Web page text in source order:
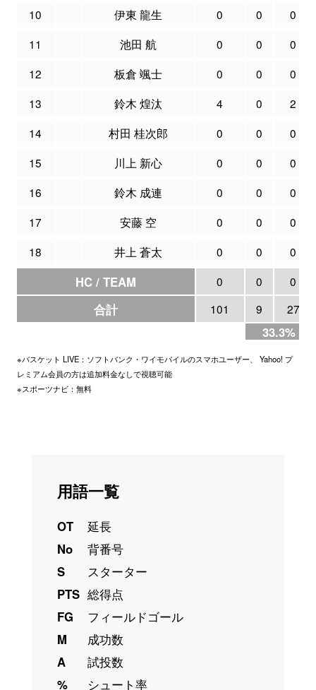
10 伊東 龍生 0 0
0
11
池田 航 0 0
0
12
板倉 颯士 0 0
0
13
鈴木 煌汰 4 0
2
14
村田 桂次郎 0 0
0
15
川上 新心 0 0
0
16
鈴木 成連 0 0
0
17
安藤 空 0 0
0
18
井上 蒼太 0 0 0
HC / TEAM 0 0 0
合計 101 9 27
33.3%
※バスケット LIVE：ソフトバンク・ワイモバイルのスマホユーザー、 Yahoo! プ
レミアム会員の方は追加料金なしで視聴可能
※スポーツナビ：無料
用語一覧
OT
延長
No
背番号
S
スターター
PTS 総得点
FG
フィールドゴール
M
成功数
A
試投数
%
シュート率